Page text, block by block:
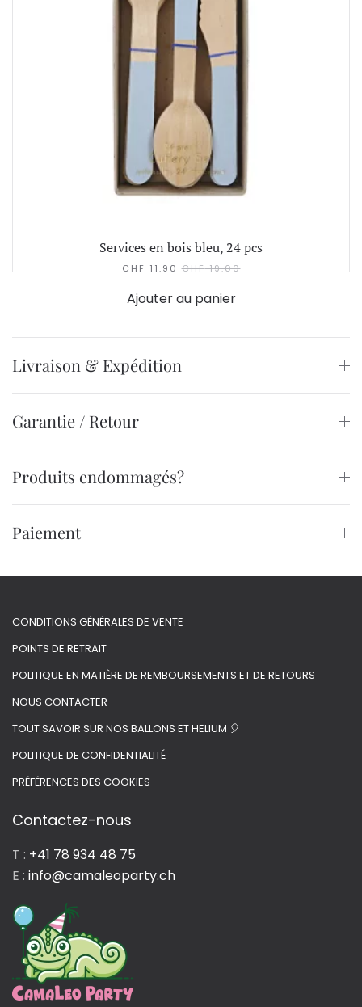
Services en bois bleu, 24 pcs
CHF 11.90 CHF19.00
Ajouter au panier
Livraison & Expédition
Garantie / Retour
Produits endommagés?
Paiement
CONDITIONS GÉNÉRALES DE VENTE
POINTS DE RETRAIT
POLITIQUE EN MATIÈRE DE REMBOURSEMENTS ET DE RETOURS
NOUS CONTACTER
TOUT SAVOIR SUR NOS BALLONS ET HELIUM 🎈
POLITIQUE DE CONFIDENTIALITÉ
PRÉFÉRENCES DES COOKIES
Contactez-nous
T : +41 78 934 48 75
E : info@camaleoparty.ch